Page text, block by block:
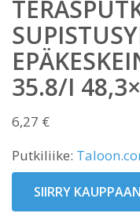
35.8/I
6,27 €
Putkiliike:
SIIRRY